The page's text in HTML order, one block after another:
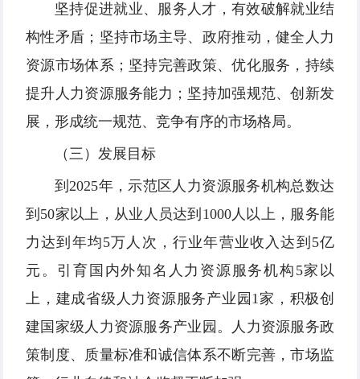
坚持促进就业、服务人才，有效破解就业结
构性矛盾；坚持市场主导、政府推动，健全人力
资源市场体系；坚持完善政策、优化服务，持续
提升人力资源服务能力；坚持加强规范、创新发
展，形成统一规范、竞争有序的市场格局。
（三）发展目标
到2025年，示范区人力资源服务机构总数达
到50家以上，从业人员达到1000人以上，服务能
力达到年均5万人次，行业年营业收入达到5亿
元。引育国内外知名人力资源服务机构5家以
上，建成省级人力资源服务产业园1家，积极创
建国家级人力资源服务产业园。人力资源服务政
策制度、质量标准和诚信体系不断完善，市场监